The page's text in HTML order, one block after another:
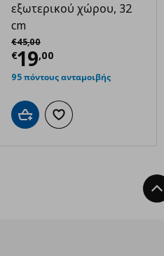
εξωτερικού χώρου, 32
cm
€45,00
Αρχική τιμή
€19,00
Τρέχουσα τιμή
95 πόντους ανταμοιβής
Προσθήκη στο καλάθι
Προσθήκη στα αγαπημένα